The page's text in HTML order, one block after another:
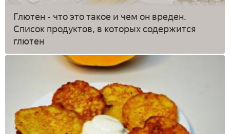
Глютен - что это такое и чем он вреден.
Список продуктов, в которых содержится
глютен